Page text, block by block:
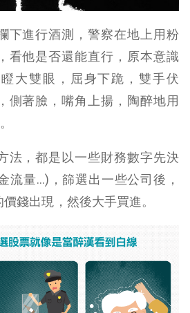
下進行酒測，警察在地上用粉
看他是否還能直行，原本意識
大雙眼，屈身下跪，雙手伏
側著臉，嘴角上揚，陶醉地用
法，都是以一些財務數字先決
流量…)，篩選出一些公司後，
錢出現，然後大手買進。